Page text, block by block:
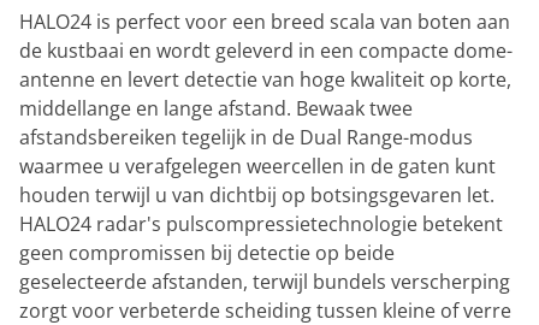
HALO24 is perfect voor een breed scala van boten aan
de kustbaai en wordt geleverd in een compacte dome-
antenne en levert detectie van hoge kwaliteit op korte,
middellange en lange afstand. Bewaak twee
afstandsbereiken tegelijk in de Dual Range-modus
waarmee u verafgelegen weercellen in de gaten kunt
houden terwijl u van dichtbij op botsingsgevaren let.
HALO24 radar's pulscompressietechnologie betekent
geen compromissen bij detectie op beide
geselecteerde afstanden, terwijl bundels verscherping
zorgt voor verbeterde scheiding tussen kleine of verre